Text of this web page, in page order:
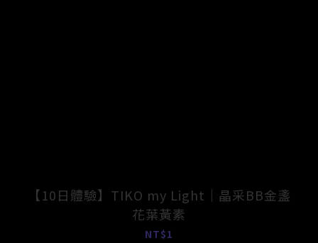
【10日體驗】TIKO my Light｜晶采BB金盞
花葉黃素
NT$1